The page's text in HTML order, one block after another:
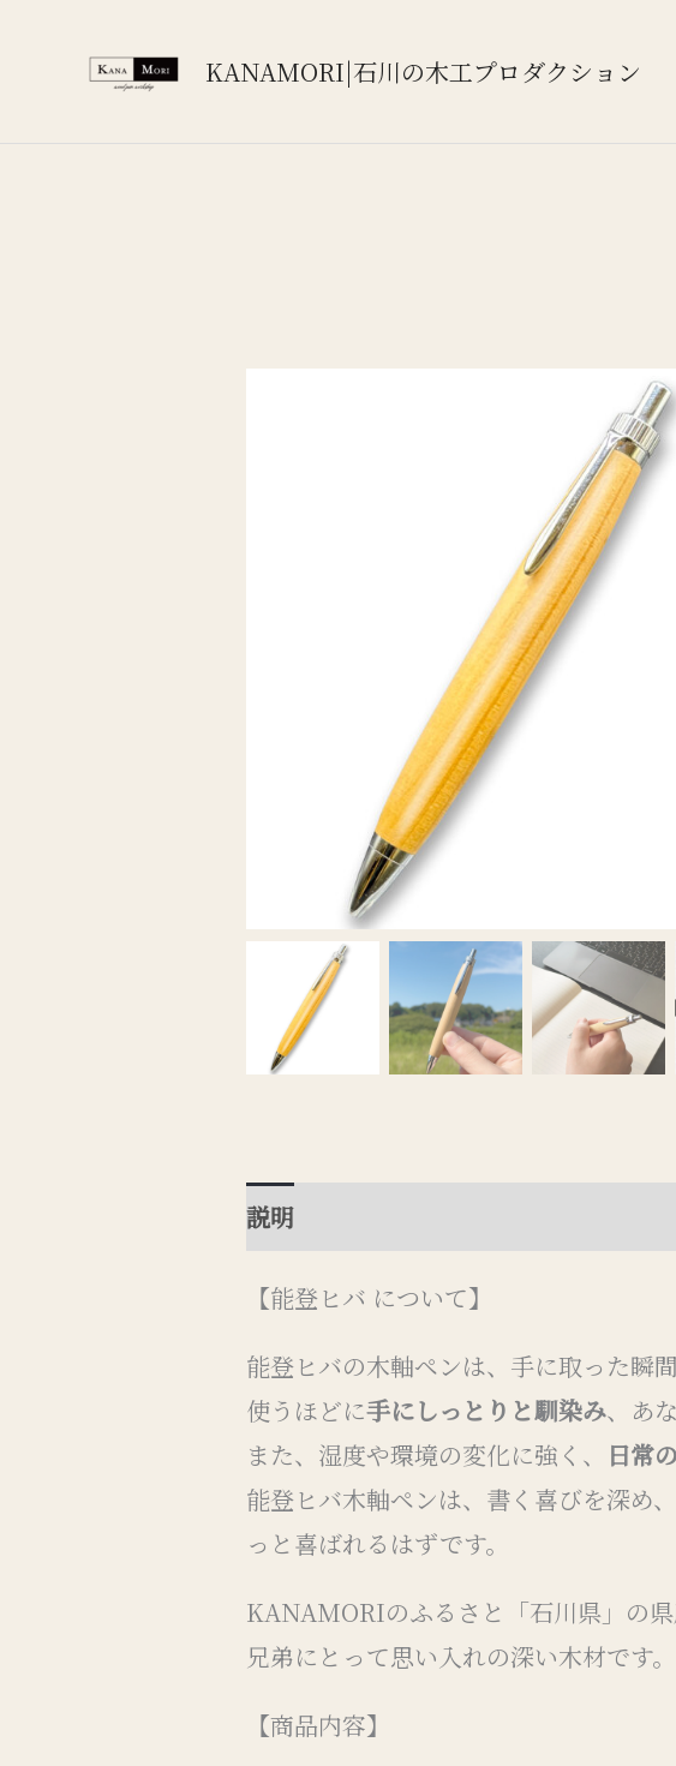
KANAMORI|石川の木工プロダクション
説明
【能登ヒバ について】
能登ヒバの木軸ペンは、手に取った瞬
使うほどに手にしっとりと馴染み、あ
また、湿度や環境の変化に強く、
日常
能登ヒバ木軸ペンは、書く喜びを深め
っと喜ばれるはずです。
KANAMORIのふるさと「石川県」の県
兄弟にとって思い入れの深い木材です。
【商品内容】